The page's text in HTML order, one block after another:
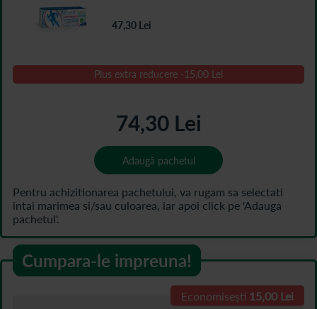
Plus extra reducere -15,00 Lei
47,30 Lei
74,30 Lei
Adaugă pachetul
Cumpara-le impreuna!
Economisești 15,00 Lei